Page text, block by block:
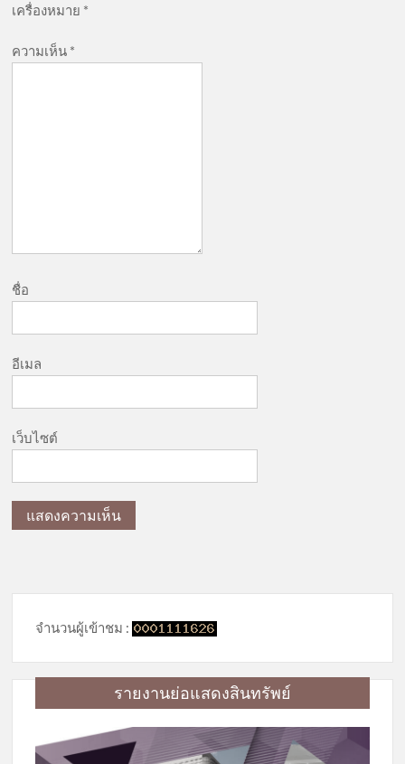
เครื่องหมาย *
ความเห็น *
ชื่อ
อีเมล
เว็บไซต์
จำนวนผู้เข้าชม :
รายงานย่อแสดงสินทรัพย์